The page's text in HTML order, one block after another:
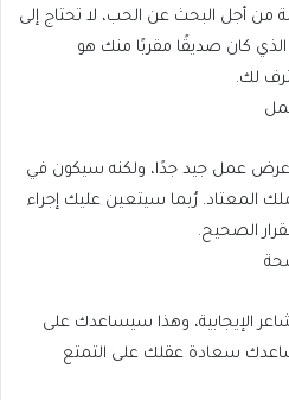
أجل البحث عن الحب، لا تحتاج إلى
كان صديقًا مقربًا منك هو
لك.
عمل جيد جدًا، ولكنه سيكون في
المعتاد. رُبما سيتعين عليك إجراء
الصحيح.
الإيجابية، وهذا سيساعدك على
سعادة عقلك على التمتع